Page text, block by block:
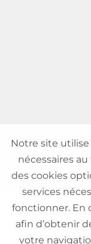
Notre site utilise
nécessaires
des cookies
services
fonctionner. En
afin d’obtenir
votre